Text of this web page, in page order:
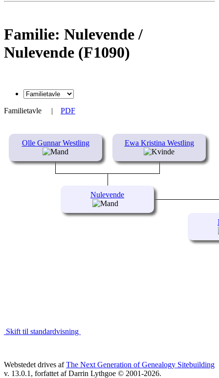
Familie: Nulevende /
Nulevende (F1090)
Familietavle | PDF
Olle Gunnar Westling Ewa Kristina Westling
Nulevende
Skift til standardvisning
Webstedet drives afThe Next Generation of Genealogy Sitebuilding
v. 13.0.1, forfattet af Darrin Lythgoe © 2001-2026.